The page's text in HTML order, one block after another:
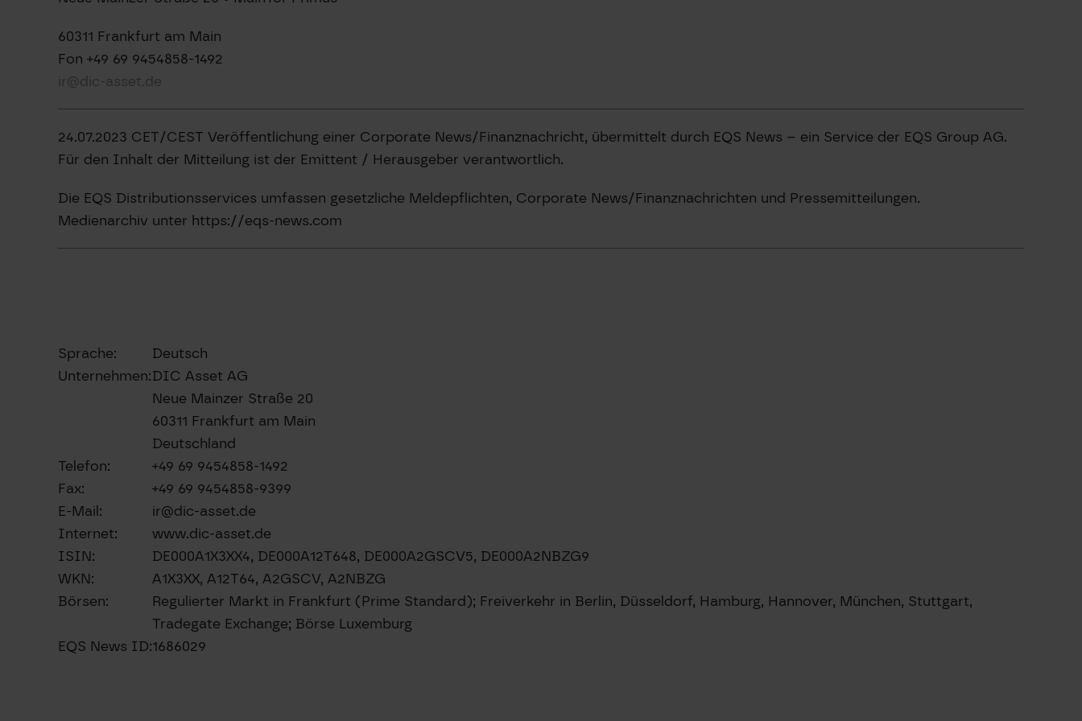
60311 Frankfurt am Main
Fon +49 69 9454858-1492
ir@dic-asset.de
24.07.2023 CET/CEST Veröffentlichung einer Corporate News/Finanznachricht, übermittelt durch EQS News – ein Service der EQS Group AG.
Für den Inhalt der Mitteilung ist der Emittent / Herausgeber verantwortlich.
Die EQS Distributionsservices umfassen gesetzliche Meldepflichten, Corporate News/Finanznachrichten und Pressemitteilungen.
Medienarchiv unter https://eqs-news.com
Sprache:
Deutsch
Unternehmen:DIC Asset AG
Neue Mainzer Straße 20
60311 Frankfurt am Main
Deutschland
Telefon:
+49 69 9454858-1492
Fax:
+49 69 9454858-9399
E-Mail:
ir@dic-asset.de
Internet:
www.dic-asset.de
ISIN:
DE000A1X3XX4, DE000A12T648, DE000A2GSCV5, DE000A2NBZG9
WKN:
A1X3XX, A12T64, A2GSCV, A2NBZG
Börsen:
Regulierter Markt in Frankfurt (Prime Standard); Freiverkehr in Berlin, Düsseldorf, Hamburg, Hannover, München, Stuttgart,
Tradegate Exchange; Börse Luxemburg
EQS News ID:1686029